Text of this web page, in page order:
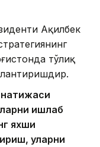
Ақилбек
тўлиқ
ишлаб
яхши
уларни